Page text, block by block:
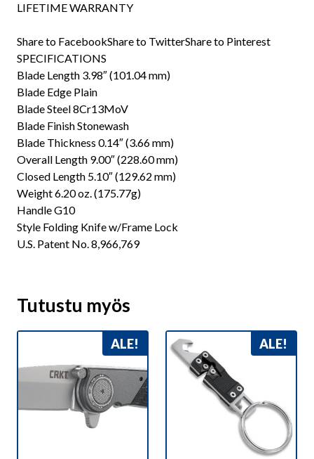
LIFETIME WARRANTY
Share to FacebookShare to TwitterShare to Pinterest
SPECIFICATIONS
Blade Length 3.98″ (101.04 mm)
Blade Edge Plain
Blade Steel 8Cr13MoV
Blade Finish Stonewash
Blade Thickness 0.14″ (3.66 mm)
Overall Length 9.00″ (228.60 mm)
Closed Length 5.10″ (129.62 mm)
Weight 6.20 oz. (175.77g)
Handle G10
Style Folding Knife w/Frame Lock
U.S. Patent No. 8,966,769
Tutustu myös
ALE! ALE!